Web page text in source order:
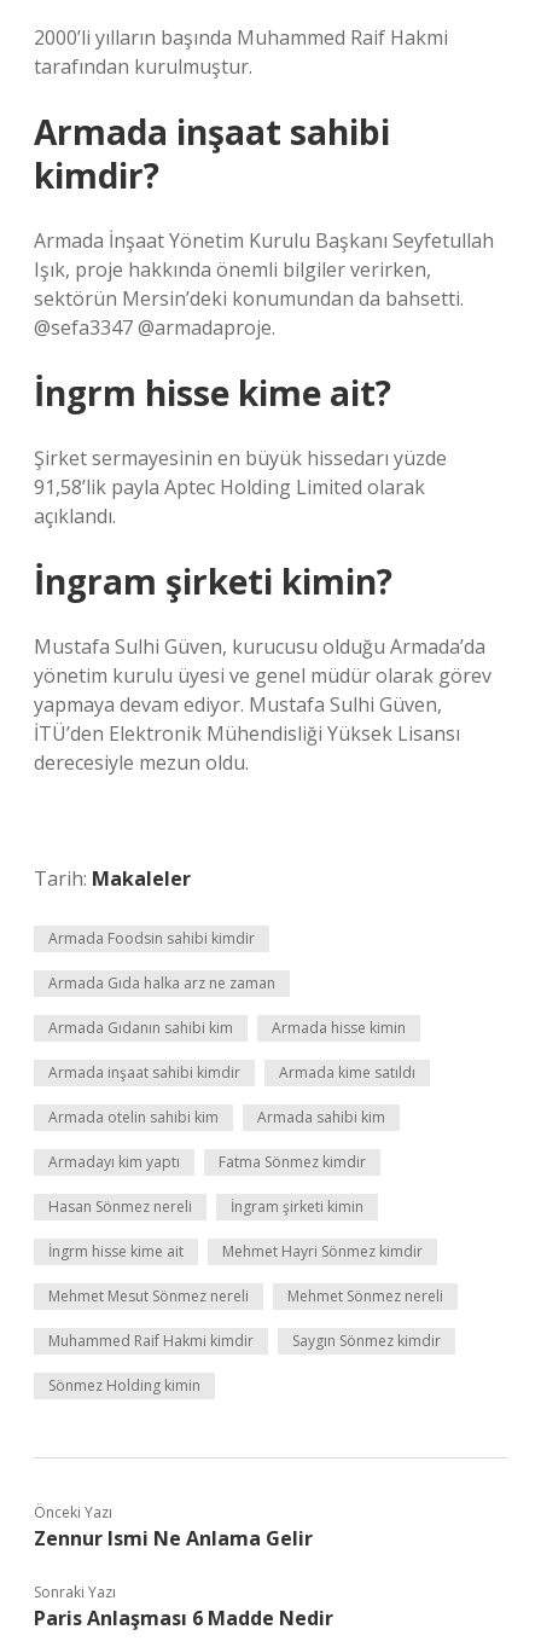
2000’li yılların başında Muhammed Raif Hakmi
tarafından kurulmuştur.
Armada inşaat sahibi
kimdir?
Armada İnşaat Yönetim Kurulu Başkanı Seyfetullah
Işık, proje hakkında önemli bilgiler verirken,
sektörün Mersin’deki konumundan da bahsetti.
@sefa3347 @armadaproje.
İngrm hisse kime ait?
Şirket sermayesinin en büyük hissedarı yüzde
91,58’lik payla Aptec Holding Limited olarak
açıklandı.
İngram şirketi kimin?
Mustafa Sulhi Güven, kurucusu olduğu Armada’da
yönetim kurulu üyesi ve genel müdür olarak görev
yapmaya devam ediyor. Mustafa Sulhi Güven,
İTÜ’den Elektronik Mühendisliği Yüksek Lisansı
derecesiyle mezun oldu.
Tarih: Makaleler
Armada Foodsin sahibi kimdir
Armada Gıda halka arz ne zaman
Armada Gıdanın sahibi kim Armada hisse kimin
Armada inşaat sahibi kimdir Armada kime satıldı
Armada otelin sahibi kim Armada sahibi kim
Armadayı kim yaptı Fatma Sönmez kimdir
Hasan Sönmez nereli İngram şirketi kimin
İngrm hisse kime ait Mehmet Hayri Sönmez kimdir
Mehmet Mesut Sönmez nereli Mehmet Sönmez nereli
Muhammed Raif Hakmi kimdir Saygın Sönmez kimdir
Sönmez Holding kimin
Önceki Yazı
Zennur Ismi Ne Anlama Gelir
Sonraki Yazı
Paris Anlaşması 6 Madde Nedir